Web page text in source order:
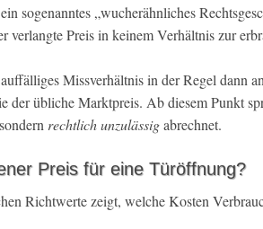
sogenanntes „wucherähnliches
Preis in keinem Verhältnis zur
Missverhältnis in der Regel dann
der übliche Marktpreis. Ab diesem Punkt
rechtlich unzulässigabrechnet.
Preis für eine Türöffnung?
Richtwerte zeigt, welche Kosten